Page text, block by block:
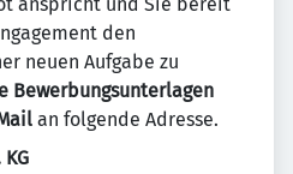
den
neuen Aufgabe zu
Bewerbungsunterlagen
an folgende Adresse.